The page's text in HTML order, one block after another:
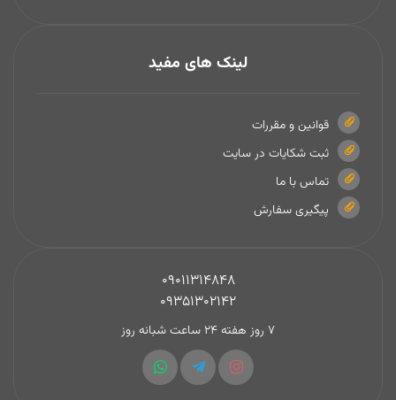
لینک های مفید
قوانین و مقررات
ثبت شکایات در سایت
تماس با ما
پیگیری سفارش
09011314848
09351302142
7 روز هفته 24 ساعت شبانه روز